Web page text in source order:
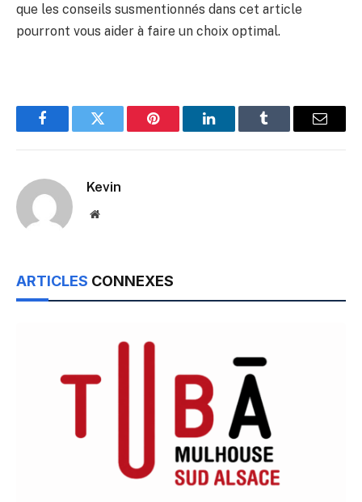
que les conseils susmentionnés dans cet article
pourront vous aider à faire un choix optimal.
FacebookTwitter Pinterest LinkedInTumblr Email
Kevin
Website
ARTICLES CONNEXES